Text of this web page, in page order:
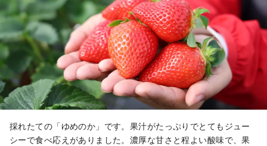
採れたての「ゆめのか」です。果汁がたっぷりでとてもジュー
シーで食べ応えがありました。濃厚な甘さと程よい酸味で、果